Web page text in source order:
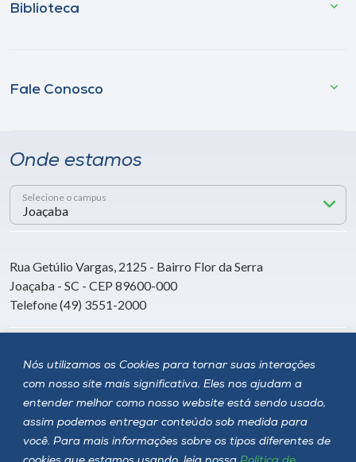
Nós utilizamos os Cookies para tornar suas interações
com nosso site mais significativa. Eles nos ajudam a
entender melhor como nosso website está sendo usado,
assim podemos entregar conteúdo sob medida para
você. Para mais informações sobre os tipos diferentes de
Biblioteca
Fale Conosco
Onde estamos
Selecione o campus
Rua Getúlio Vargas, 2125 - Bairro Flor da Serra
Joaçaba - SC - CEP 89600-000
Telefone (49) 3551-2000
Siga a Unoesc